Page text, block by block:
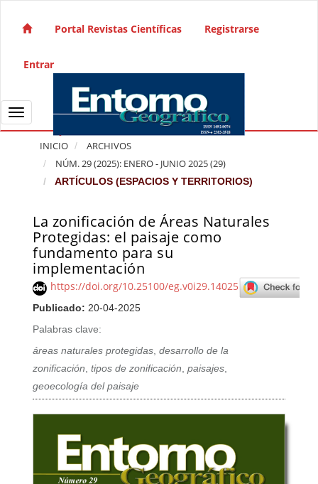
Navegación principal
Barra lateral
Portal Revistas Científicas Registrarse
Entrar
Toggle navigation
INICIO
ARCHIVOS
NÚM. 29 (2025): ENERO - JUNIO 2025 (29)
ARTÍCULOS (ESPACIOS Y TERRITORIOS)
La zonificación de Áreas Naturales
Protegidas: el paisaje como
fundamento para su
implementación
https://doi.org/10.25100/eg.v0i29.14025
Publicado: 20-04-2025
Palabras clave:
áreas naturales protegidas,desarrollo de la
zonificación,tipos de zonificación,paisajes,
geoecología del paisaje
Barra lateral del artículo